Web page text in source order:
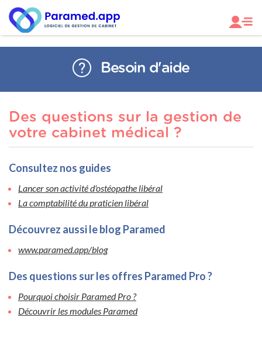
Besoin d'aide
Des questions sur la gestion de
votre cabinet médical ?
Consultez nos guides
Lancer son activité d'ostéopathe libéral
La comptabilité du praticien libéral
Découvrez aussi le blog Paramed
www.paramed.app/blog
Des questions sur les offres Paramed Pro ?
Pourquoi choisir Paramed Pro ?
Découvrir les modules Paramed